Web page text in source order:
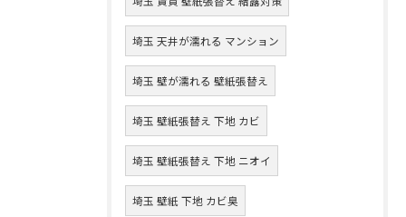
埼玉 天井が濡れる マンション
埼玉 壁が濡れる 壁紙張替え
埼玉 壁紙張替え 下地 カビ
埼玉 壁紙張替え 下地 ニオイ
埼玉 壁紙 下地 カビ臭